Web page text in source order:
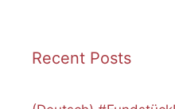
Recent Posts